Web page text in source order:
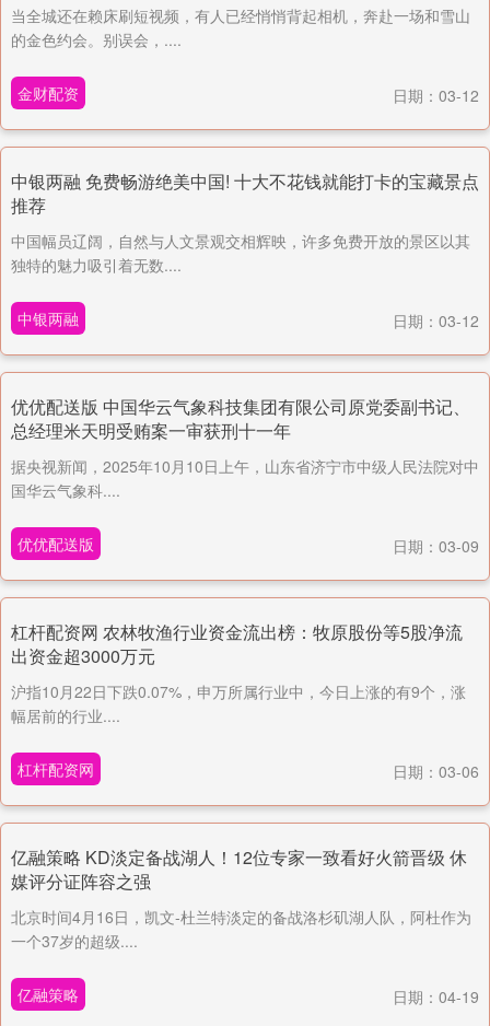
当全城还在赖床刷短视频，有人已经悄悄背起相机，奔赴一场和雪山
的金色约会。别误会，....
金财配资 日期：03-12
中银两融 免费畅游绝美中国! 十大不花钱就能打卡的宝藏景点
推荐
中国幅员辽阔，自然与人文景观交相辉映，许多免费开放的景区以其
独特的魅力吸引着无数....
中银两融 日期：03-12
优优配送版 中国华云气象科技集团有限公司原党委副书记、
总经理米天明受贿案一审获刑十一年
据央视新闻，2025年10月10日上午，山东省济宁市中级人民法院对中
国华云气象科....
优优配送版 日期：03-09
杠杆配资网 农林牧渔行业资金流出榜：牧原股份等5股净流
出资金超3000万元
沪指10月22日下跌0.07%，申万所属行业中，今日上涨的有9个，涨
幅居前的行业....
杠杆配资网 日期：03-06
亿融策略 KD淡定备战湖人！12位专家一致看好火箭晋级 休
媒评分证阵容之强
北京时间4月16日，凯文-杜兰特淡定的备战洛杉矶湖人队，阿杜作为
一个37岁的超级....
亿融策略 日期：04-19